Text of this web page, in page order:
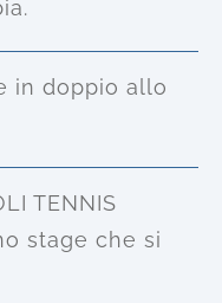
in doppio allo
TENNIS
stage che si